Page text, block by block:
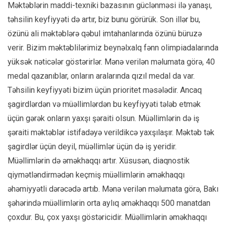
Məktəblərin maddi-texniki bazasının güclənməsi ilə yanaşı,
təhsilin keyfiyyəti də artır, biz bunu görürük. Son illər bu,
özünü ali məktəblərə qəbul imtahanlarında özünü büruzə
verir. Bizim məktəblilərimiz beynəlxalq fənn olimpiadalarında
yüksək nəticələr göstərirlər. Mənə verilən məlumata görə, 40
medal qazanıblar, onların aralarında qızıl medal da var.
Təhsilin keyfiyyəti bizim üçün prioritet məsələdir. Ancaq
şagirdlərdən və müəllimlərdən bu keyfiyyəti tələb etmək
üçün gərək onların yaxşı şəraiti olsun. Müəllimlərin də iş
şəraiti məktəblər istifadəyə verildikcə yaxşılaşır. Məktəb tək
şagirdlər üçün deyil, müəllimlər üçün də iş yeridir.
Müəllimlərin də əməkhaqqı artır. Xüsusən, diaqnostik
qiymətləndirmədən keçmiş müəllimlərin əməkhaqqı
əhəmiyyətli dərəcədə artıb. Mənə verilən məlumata görə, Bakı
şəhərində müəllimlərin orta aylıq əməkhaqqı 500 manatdan
çoxdur. Bu, çox yaxşı göstəricidir. Müəllimlərin əməkhaqqı